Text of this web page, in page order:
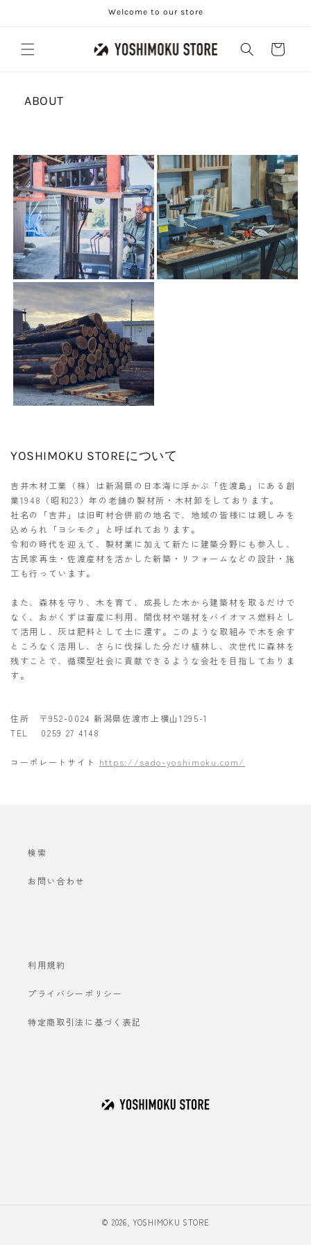
Welcome to our store
ー
ABOUT
YOSHIMOKU STOREについて
吉井木材工業（株）は新潟県の日本海に浮かぶ「佐渡島」にある創
業1948（昭和23）年の老舗の製材所・木材卸をしております。
社名の「吉井」は旧町村合併前の地名で、地域の皆様には親しみを
込められ「ヨシモク」と呼ばれております。
令和の時代を迎えて、製材業に加えて新たに建築分野にも参入し、
古民家再生・佐渡産材を活かした新築・リフォームなどの設計・施
工も行っています。
また、森林を守り、木を育て、成長した木から建築材を取るだけで
なく、おがくずは畜産に利用、間伐材や端材をバイオマス燃料とし
て活用し、灰は肥料として土に還す。このような取組みで木を余す
ところなく活用し、さらに伐採した分だけ植林し、次世代に森林を
残すことで、循環型社会に貢献できるような会社を目指しておりま
す。
住所 〒952-0024 新潟県佐渡市上横山1295-1
TEL 0259 27 4148
コーポレートサイト https://sado-yoshimoku.com/
検索
お問い合わせ
利用規約
プライバシーポリシー
特定商取引法に基づく表記
© 2026,YOSHIMOKU STORE